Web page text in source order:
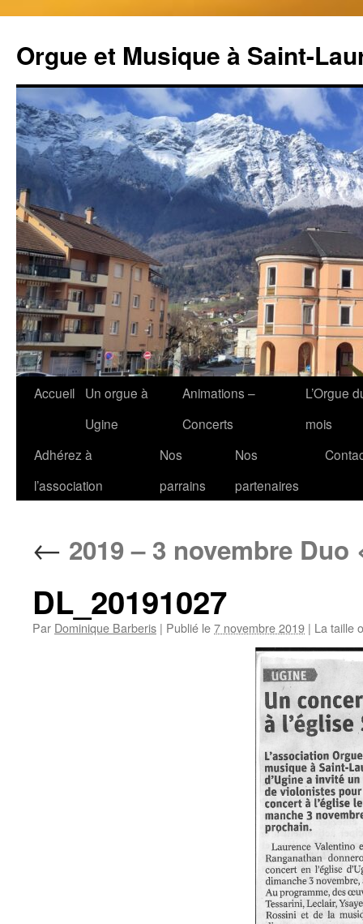
contenu
Orgue et Musique à Saint-
Accueil
Un orgue à
Ugine
Animations –
Concerts
L’Orgue
mois
Adhérez à
l’association
Nos
parrains
Nos
partenaires
← 2019 – 3 novembre Duo
DL_20191027
Par Dominique Barberis | Publié le7 novembre 2019 | La taille